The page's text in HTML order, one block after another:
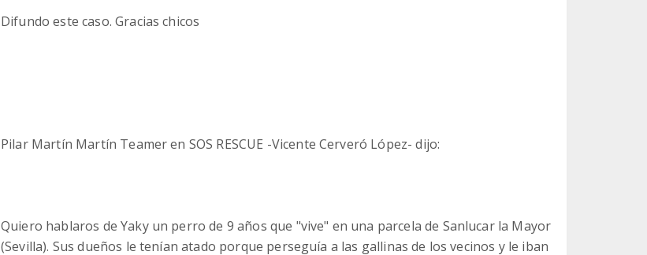
Difundo este caso. Gracias chicos
Pilar Martín Martín Teamer en SOS RESCUE -Vicente Cerveró López- dijo:
Quiero hablaros de Yaky un perro de 9 años que "vive" en una parcela de Sanlucar la Mayor
(Sevilla). Sus dueños le tenían atado porque perseguía a las gallinas de los vecinos y le iban